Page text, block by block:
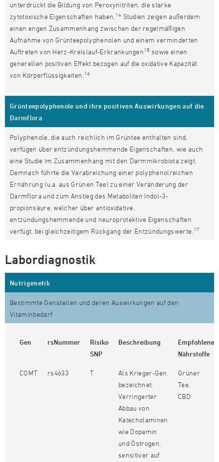
unterdrückt die Bildung von Peroxynitriten, die starke
zytotoxische Eigenschaften haben. 14 Studien zeigen außerdem
einen engen Zusammenhang zwischen der regelmäßigen
Aufnahme von Grünteepolyphenolen und einem verminderten
Auftreten von Herz-Kreislauf-Erkrankungen15 sowie einen
generellen positiven Effekt bezogen auf die oxidative Kapazität
von Körperflüssigkeiten. 16
Grünteepolyphenole und ihre positiven Auswirkungen auf die
Darmflora
Polyphenole, die auch reichlich im Grüntee enthalten sind,
verfügen über entzündungshemmende Eigenschaften, wie auch
eine Studie im Zusammenhang mit den Darmmikrobiota zeigt.
Demnach führte die Verabreichung einer polyphenolreichen
Ernährung (u.a. aus Grünen Tee) zu einer Veränderung der
Darmflora und zum Anstieg des Metaboliten Indol-3-
propionsäure, welcher über antioxidative,
entzündungshemmende und neuroprotektive Eigenschaften
verfügt, bei gleichzeitigem Rückgang der Entzündungswerte. 17
Labordiagnostik
Nutrigenetik
Bestimmte Genstellen und deren Auswirkungen auf den
Vitaminbedarf
Gen rsNummer
Risiko
SNP
Beschreibung
Empfohlene
Nährstoffe
COMT rs4633 T
Als Krieger-Gen
bezeichnet.
Verringerter
Abbau von
Katecholaminen
wie Dopamin
und Östrogen,
sensitiver auf
Grüner
Tee,
CBD